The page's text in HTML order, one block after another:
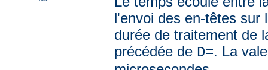
l'envoi des en-têtes sur
durée de traitement de
précédée de D=. La